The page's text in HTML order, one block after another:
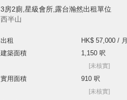
3房2廁,星級會所,露台瀚然出租單位
西半山
出租
HK$ 57,000 / 月
建築面積
1,150 呎
[未核實]
實用面積 910 呎
[未核實]